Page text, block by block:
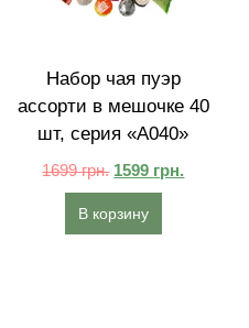
Набор чая пуэр
ассорти в мешочке 40
шт, серия «A040»
1699грн. 1599 грн.
В корзину